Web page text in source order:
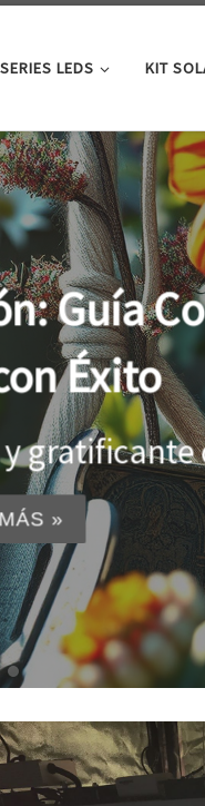
LEDS KIT
un
»